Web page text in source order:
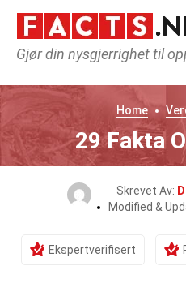
Gjør din nysgjerrighet til
Home
29 Fakta
Skrevet Av:
Modified &
Ekspertverifisert